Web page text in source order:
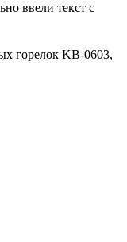
ввели текст с
горелок KB-0603,